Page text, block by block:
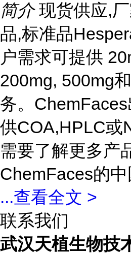
简介 现货供应,
品,标准品
户需求可提供
200mg, 500mg
务。
供COA,HPLC或
需要了解更多产
ChemFaces的
...查看全文 >
联系我们
武汉天植生物技